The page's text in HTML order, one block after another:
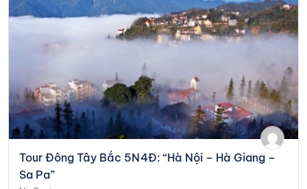
Tour Đông Tây Bắc 5N4Đ: “Hà Nội – Hà Giang –
Sa Pa”